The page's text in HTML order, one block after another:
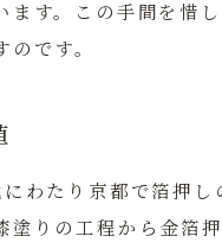
す。この手間を惜
です。
わたり京都で箔押
りの工程から金箔